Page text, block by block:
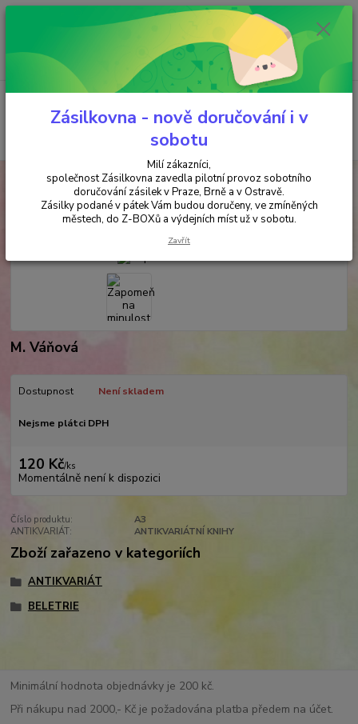
Minimální hodnota objednávky je 200 kč. Při nákupu nad 2000,- Kč je
požadována platba předem na účet.
Menu
+420 737 737 037
(Po-Pá, 9-18 hod.)
za
ANTIKVARIÁT Zapomeň na minulost
Zapomeň na minulost
M. Váňová
Dostupnost Není skladem
Nejsme plátci DPH
120 Kč/ks
Momentálně není k dispozici
Číslo produktu:
A3
ANTIKVARIÁT:
ANTIKVARIÁTNÍ KNIHY
Zboží zařazeno v kategoriích
ANTIKVARIÁT
BELETRIE
Minimální hodnota objednávky je 200 kč.
Při nákupu nad 2000,- Kč je požadována platba předem na účet.
Zásilkovna - nově doručování i v
sobotu
Milí zákazníci,
společnost Zásilkovna zavedla pilotní provoz sobotního
doručování zásilek v Praze, Brně a v Ostravě.
Zásilky podané v pátek Vám budou doručeny, ve zmíněných
městech, do Z-BOXů a výdejních míst už v sobotu.
Zavřít